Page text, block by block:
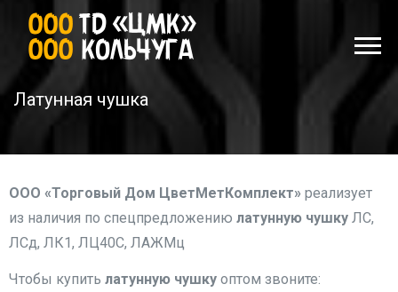
Латунная чушка
ООО «Торговый Дом ЦветМетКомплект» реализует
из наличия по спецпредложению латунную чушку ЛС,
ЛСд, ЛК1, ЛЦ40С, ЛАЖМц
Чтобы купить латунную чушку оптом звоните: